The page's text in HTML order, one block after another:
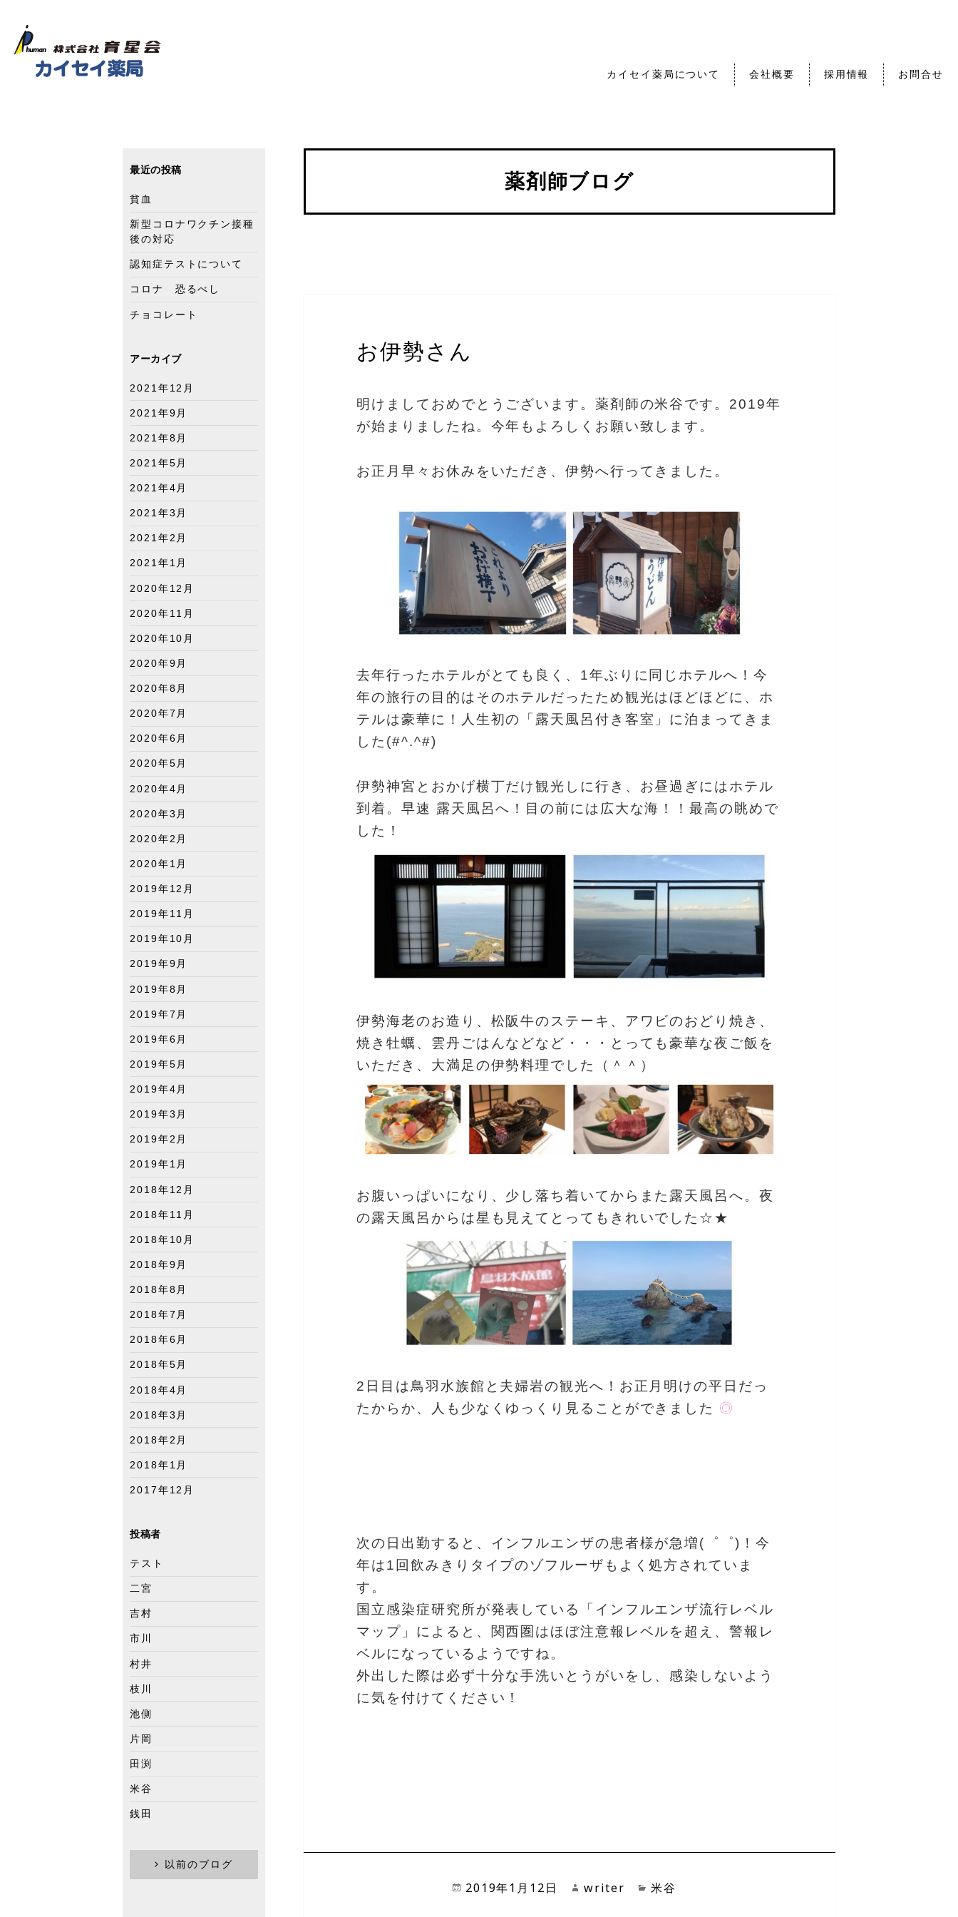
カイセイ薬局について 会社概要 採用情報 お問合せ
薬剤師ブログ
お伊勢さん
明けましておめでとうございます。薬剤師の米谷です。2019年
が始まりましたね。今年もよろしくお願い致します。
お正月早々お休みをいただき、伊勢へ行ってきました。
去年行ったホテルがとても良く、1年ぶりに同じホテルへ！今
年の旅行の目的はそのホテルだったため観光はほどほどに、ホ
テルは豪華に！人生初の「露天風呂付き客室」に泊まってきま
した(#^.^#)
伊勢神宮とおかげ横丁だけ観光しに行き、お昼過ぎにはホテル
到着。早速 露天風呂へ！目の前には広大な海！！最高の眺めで
した！
伊勢海老のお造り、松阪牛のステーキ、アワビのおどり焼き、
焼き牡蠣、雲丹ごはんなどなど・・・とっても豪華な夜ご飯を
いただき、大満足の伊勢料理でした（＾＾）
お腹いっぱいになり、少し落ち着いてからまた露天風呂へ。夜
の露天風呂からは星も見えてとってもきれいでした☆★
2日目は鳥羽水族館と夫婦岩の観光へ！お正月明けの平日だっ
たからか、人も少なくゆっくり見ることができました ◎
次の日出勤すると、インフルエンザの患者様が急増(゜゜)！今
年は1回飲みきりタイプのゾフルーザもよく処方されていま
す。
国立感染症研究所が発表している「インフルエンザ流行レベル
マップ」によると、関西圏はほぼ注意報レベルを超え、警報レ
ベルになっているようですね。
外出した際は必ず十分な手洗いとうがいをし、感染しないよう
に気を付けてください！
投
2019年1月12日
作
writer
カ
米谷
最近の投稿
貧血
新型コロナワクチン接種
後の対応
認知症テストについて
コロナ 恐るべし
チョコレート
アーカイブ
2021年12月
2021年9月
2021年8月
2021年5月
2021年4月
2021年3月
2021年2月
2021年1月
2020年12月
2020年11月
2020年10月
2020年9月
2020年8月
2020年7月
2020年6月
2020年5月
2020年4月
2020年3月
2020年2月
2020年1月
2019年12月
2019年11月
2019年10月
2019年9月
2019年8月
2019年7月
2019年6月
2019年5月
2019年4月
2019年3月
2019年2月
2019年1月
2018年12月
2018年11月
2018年10月
2018年9月
2018年8月
2018年7月
2018年6月
2018年5月
2018年4月
2018年3月
2018年2月
2018年1月
2017年12月
投稿者
テスト
二宮
吉村
市川
村井
枝川
池側
片岡
田渕
米谷
銭田
以前のブログ